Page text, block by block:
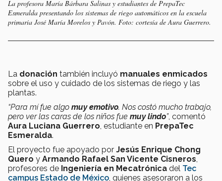
La profesora María Bárbara Salinas y estudiantes de PrepaTec
Esmeralda presentando los sistemas de riego automáticos en la escuela
primaria José María Morelos y Pavón. Foto: cortesía de Aura Guerrero.
La donación también incluyó manuales enmicados
sobre el uso y cuidado de los sistemas de riego y las
plantas.
“Para mí fue algo muy emotivo. Nos costó mucho trabajo,
pero ver las caras de los niños fue muy lindo”, comentó
Aura Luciana Guerrero, estudiante en PrepaTec
Esmeralda.
El proyecto fue apoyado por Jesús Enrique Chong
Quero y Armando Rafael San Vicente Cisneros,
profesores de Ingeniería en Mecatrónica del Tec
campus Estado de México, quienes asesoraron a los